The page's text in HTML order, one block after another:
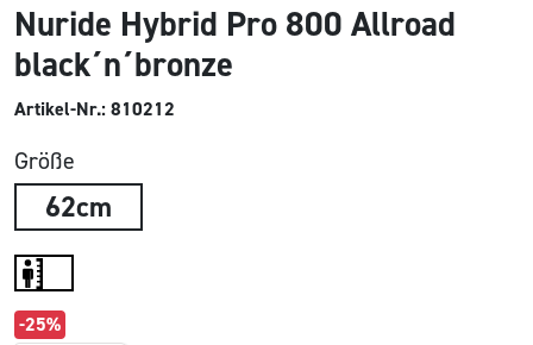
Nuride Hybrid Pro 800 Allroad
black´n´bronze
Artikel-Nr.: 810212
Größe
62cm
-25%